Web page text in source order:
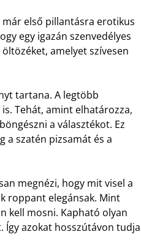
első pillantásra erotikus
egy igazán szenvedélyes
amelyet szívesen
tartana. A legtöbb
Tehát, amint elhatározza,
a választékot. Ez
a szatén pizsamát és a
megnézi, hogy mit visel a
roppant elegánsak. Mint
kell mosni. Kapható olyan
Így azokat hosszútávon tudja